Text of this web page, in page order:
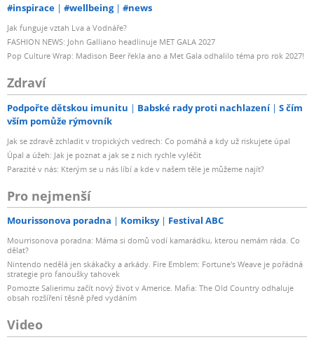
#inspirace #wellbeing #news
Jak funguje vztah Lva a Vodnáře?
FASHION NEWS: John Galliano headlinuje MET GALA 2027
Pop Culture Wrap: Madison Beer řekla ano a Met Gala odhalilo téma pro rok 2027!
Zdraví
Podpořte dětskou imunitu Babské rady proti nachlazení
S čím
vším pomůže rýmovník
Jak se zdravě zchladit v tropických vedrech: Co pomáhá a kdy už riskujete úpal
Úpal a úžeh: Jak je poznat a jak se z nich rychle vyléčit
Parazité v nás: Kterým se u nás líbí a kde v našem těle je můžeme najít?
Pro nejmenší
Mourissonova poradna Komiksy Festival ABC
Mourrisonova poradna: Máma si domů vodí kamarádku, kterou nemám ráda. Co
dělat?
Nintendo nedělá jen skákačky a arkády. Fire Emblem: Fortune's Weave je pořádná
strategie pro fanoušky tahovek
Pomozte Salierimu začít nový život v Americe. Mafia: The Old Country odhaluje
obsah rozšíření těsně před vydáním
Video